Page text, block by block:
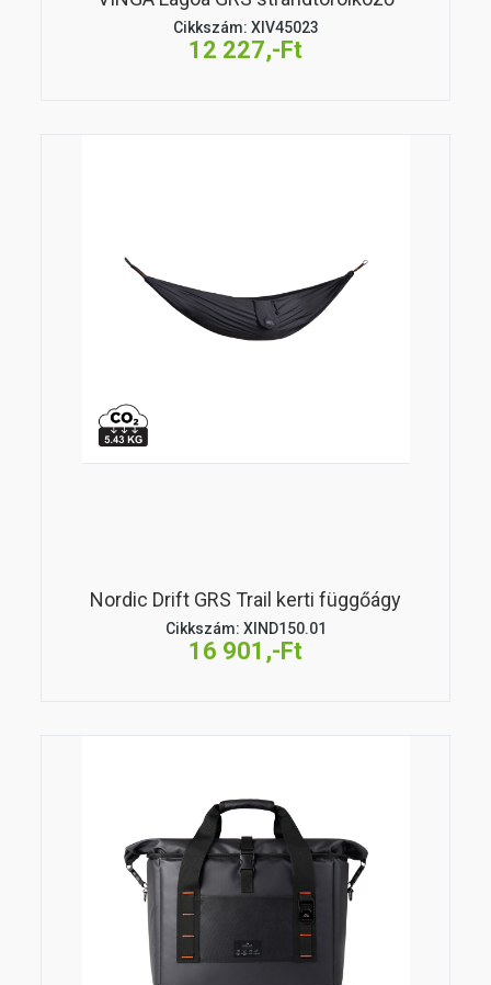
Cikkszám: XIV45023
12 227,-Ft
Nordic Drift GRS Trail kerti függőágy
Cikkszám: XIND150.01
16 901,-Ft